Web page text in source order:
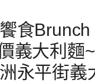
食
義大利麵
永平街